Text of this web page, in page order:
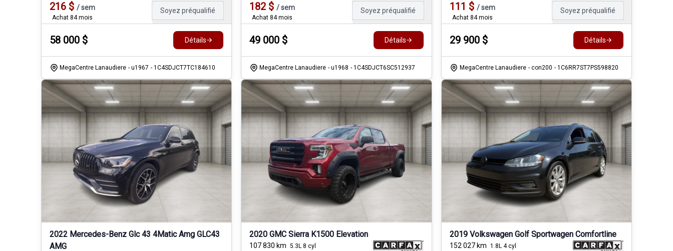
216 $ /sem
Achat 84 mois
Soyez préqualifié
58 000 $ Détails
MegaCentre Lanaudiere - u1967 - 1C4SDJCT7TC184610
182 $ / sem
Achat 84 mois
Soyez préqualifié
49 000 $ Détails
MegaCentre Lanaudiere - u1968 - 1C4SDJCT6SC512937
111 $ / sem
Achat 84 mois
Soyez préqualifié
29 900$ Détails
MegaCentre Lanaudiere - con200 - 1C6RR7ST7PS598820
2022 Mercedes-Benz Glc 43 4Matic Amg GLC43
AMG
2020 GMC Sierra K1500 Elevation
107 830 km 5.3L 8 cyl
2019 Volkswagen Golf Sportwagen Comfortline
152 027km 1.8L 4 cyl